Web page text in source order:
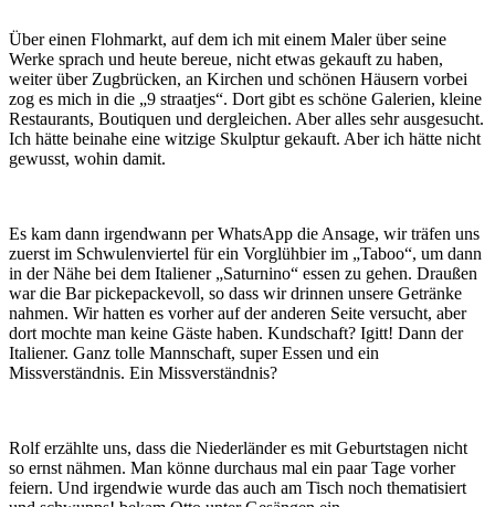
Über einen Flohmarkt, auf dem ich mit einem Maler über seine
Werke sprach und heute bereue, nicht etwas gekauft zu haben,
weiter über Zugbrücken, an Kirchen und schönen Häusern vorbei
zog es mich in die „9 straatjes“. Dort gibt es schöne Galerien, kleine
Restaurants, Boutiquen und dergleichen. Aber alles sehr ausgesucht.
Ich hätte beinahe eine witzige Skulptur gekauft. Aber ich hätte nicht
gewusst, wohin damit.
Es kam dann irgendwann per WhatsApp die Ansage, wir träfen uns
zuerst im Schwulenviertel für ein Vorglühbier im „Taboo“, um dann
in der Nähe bei dem Italiener „Saturnino“ essen zu gehen. Draußen
war die Bar pickepackevoll, so dass wir drinnen unsere Getränke
nahmen. Wir hatten es vorher auf der anderen Seite versucht, aber
dort mochte man keine Gäste haben. Kundschaft? Igitt! Dann der
Italiener. Ganz tolle Mannschaft, super Essen und ein
Missverständnis. Ein Missverständnis?
Rolf erzählte uns, dass die Niederländer es mit Geburtstagen nicht
so ernst nähmen. Man könne durchaus mal ein paar Tage vorher
feiern. Und irgendwie wurde das auch am Tisch noch thematisiert